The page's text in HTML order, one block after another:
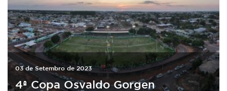
03 de Setembro de 2023
4ª Copa Osvaldo Gorgen